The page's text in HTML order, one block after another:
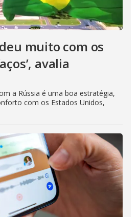
muito com os
avalia
a Rússia é uma boa estratégia,
com os Estados Unidos,